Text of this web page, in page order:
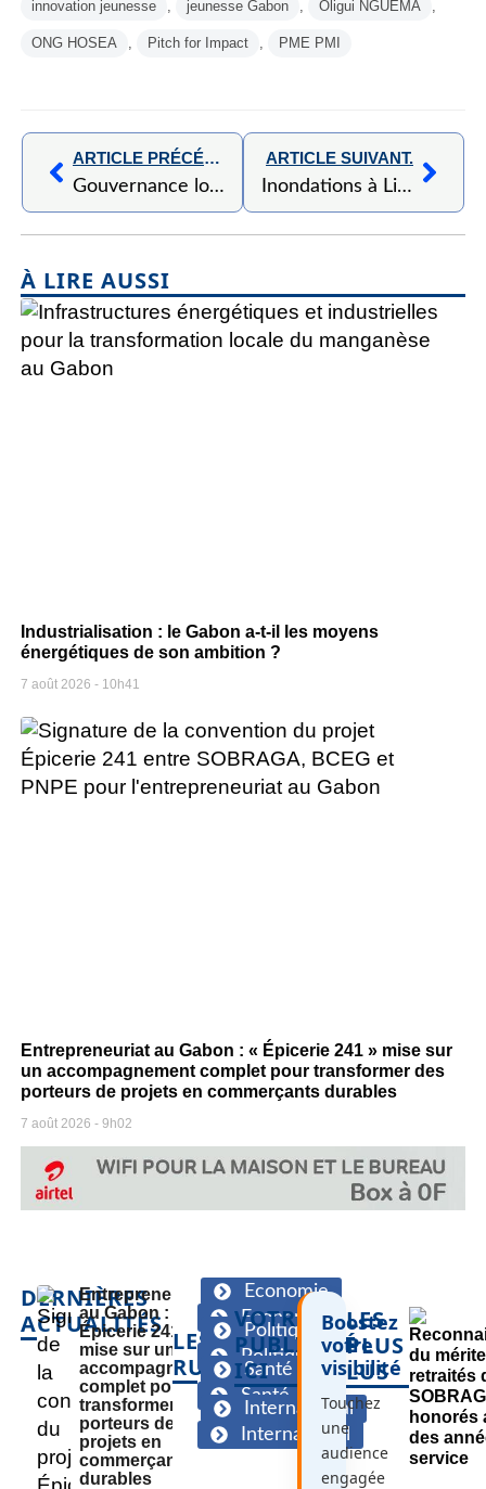
innovation jeunesse jeunesse Gabon Oligui NGUEMA
ONG HOSEA Pitch for Impact PME PMI
ARTICLE PRÉCÉDENT,
Gouvernance locale : le dialogue Ville–Port au cœur des priorités d’Owendo
ARTICLE SUIVANT.
Inondations à Libreville : le Gouvernement face au défi de la prévention et de l’urbanisation maîtrisée
À LIRE AUSSI
Industrialisation : le Gabon a-t-il les moyens
énergétiques de son ambition ?
7 août 2026 10h41
Entrepreneuriat au Gabon : « Épicerie 241 » mise sur
un accompagnement complet pour transformer des
porteurs de projets en commerçants durables
7 août 2026 9h02
DERNIÈRES
ACTUALITÉS
Entrepreneuriat
au Gabon : «
Épicerie 241 »
mise sur un
accompagnement
complet pour
transformer des
porteurs de
projets en
commerçants
durables
LES
RUBRIQUES
Economie
Politique
Santé
International
Economie
Politique
Santé
International
VOTRE
PUBLICITÉ
ICI
Boostez
votre
visibilité
Touchez
une
audience
engagée
LES
PLUS
LUS